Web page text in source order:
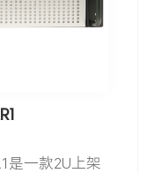
是一款2U上架